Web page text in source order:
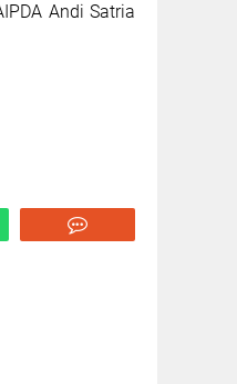
Andi Satria